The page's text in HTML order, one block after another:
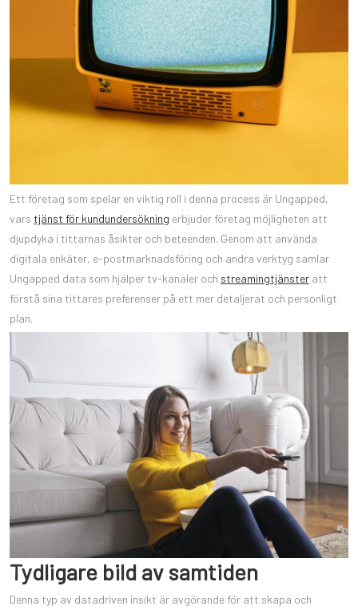
Ett företag som spelar en viktig roll i denna process är Ungapped,
vars tjänst för kundundersökning erbjuder företag möjligheten att
djupdyka i tittarnas åsikter och beteenden. Genom att använda
digitala enkäter, e-postmarknadsföring och andra verktyg samlar
Ungapped data som hjälper tv-kanaler och streamingtjänster att
förstå sina tittares preferenser på ett mer detaljerat och personligt
plan.
Tydligare bild av samtiden
Denna typ av datadriven insikt är avgörande för att skapa och